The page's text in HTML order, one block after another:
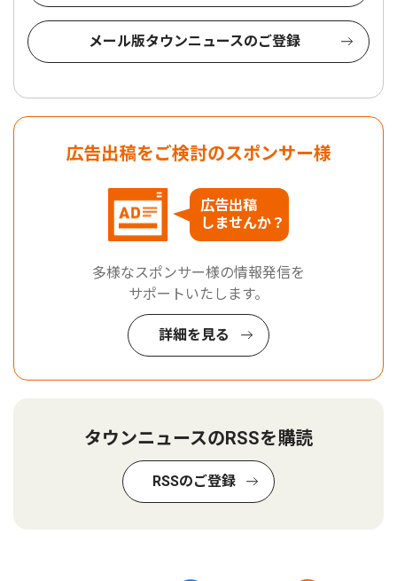
メール版タウンニュースのご登録
広告出稿をご検討のスポンサー様
広告出稿
しませんか？
多様なスポンサー様の情報発信を
サポートいたします。
詳細を見る
タウンニュースのRSSを購読
RSSのご登録